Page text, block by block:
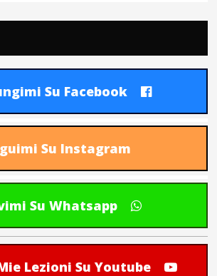
Su Facebook
Su Instagram
Su Whatsapp
Lezioni Su Youtube